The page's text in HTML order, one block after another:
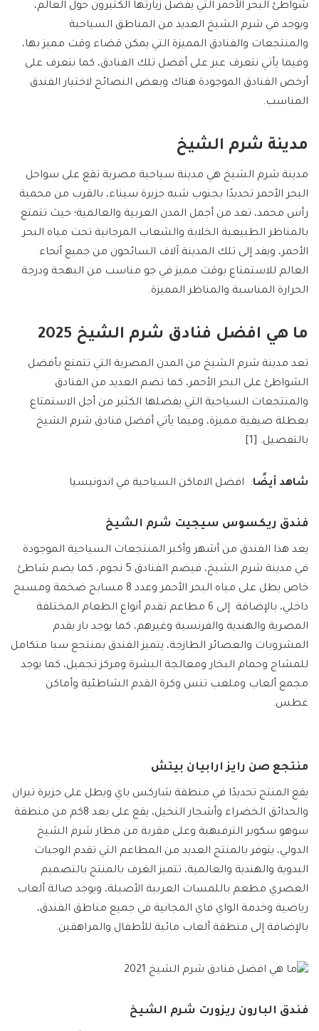
شواطئ البحر الأحمر التي يفضل زيارتها الكثيرون حول العالم،
ويوجد في شرم الشيخ العديد من المناطق السياحية
والمنتجعات والفنادق المميزة التي يمكن قضاء وقت مميز بها،
وفيما يأتي نتعرف عبر على أفضل تلك الفنادق، كما نتعرف على
أرخص الفنادق الموجودة هناك وبعض النصائح لاختيار الفندق
المناسب.
مدينة شرم الشيخ
مدينة شرم الشيخ هي مدينة سياحية مصرية تقع على سواحل
البحر الأحمر تحديدًا بجنوب شبه جزيرة سيناء، بالقرب من محمية
رأس محمد، تعد من أجمل المدن العربية والعالمية؛ حيث تتمتع
بالمناظر الطبيعية الخلابة والشعاب المرجانية تحت مياه البحر
الأحمر، ويفد إلى تلك المدينة آلاف السائحون من جميع أنحاء
العالم للاستمتاع بوقت مميز في جو مناسب من البهجة ودرجة
الحرارة المناسبة والمناظر المميزة.
ما هي افضل فنادق شرم الشيخ 2025
تعد مدينة شرم الشيخ من المدن المصرية التي تتمتع بأفضل
الشواطئ على البحر الأحمر، كما تضم العديد من الفنادق
والمنتجعات السياحية التي يفضلها الكثير من أجل الاستمتاع
بعطلة صيفية مميزة، وفيما يأتي أفضل فنادق شرم الشيخ
بالتفصيل. [1]
شاهد أيضًا: افضل الاماكن السياحية في اندونيسيا
فندق ريكسوس سيجيت شرم الشيخ
يعد هذا الفندق من أشهر وأكبر المنتجعات السياحية الموجودة
في مدينة شرم الشيخ، فيضم الفنادق 5 نجوم، كما يضم شاطئ
خاص يطل على مياه البحر الأحمر وعدد 8 مسابح ضخمة ومسبح
داخلي، بالإضافة إلى 6 مطاعم تقدم أنواع الطعام المختلفة
المصرية والهندية والفرنسية وغيرهم، كما يوجد بار يقدم
المشروبات والعصائر الطازجة، يتميز الفندق بمنتجع سبا متكامل
للمشاج وحمام البخار ومعالجة البشرة ومركز تجميل، كما يوجد
مجمع ألعاب وملعب تنس وكرة القدم الشاطئية وأماكن
غطس.
منتجع صن رايز ارابيان بيتش
يقع المنتج تحديدًا في منطقة شاركس باي ويطل على جزيرة تيران
والحدائق الخضراء وأشجار النخيل، يقع على بعد 8كم من منطقة
سوهو سكوبر الترفيهية وعلى مقربة من مطار شرم الشيخ
الدولي، يتوفر بالمنتج العديد من المطاعم التي تقدم الوجبات
البدوية والهندية والعالمية، تتميز الغرف بالمنتج بالتصميم
العصري مطعم باللمسات العربية الأصيلة، ويوجد صالة ألعاب
رياضية وخدمة الواي فاي المجانية في جميع مناطق الفندق،
بالإضافة إلى منطقة ألعاب مائية للأطفال والمراهقين.
فندق البارون ريزورت شرم الشيخ